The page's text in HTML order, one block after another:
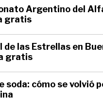
Argentino del
gratis
de las Estrellas en
gratis
soda: cómo se volvió